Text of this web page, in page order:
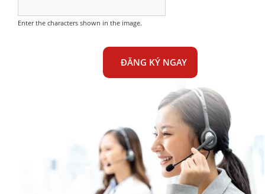
Enter the characters shown in the image.